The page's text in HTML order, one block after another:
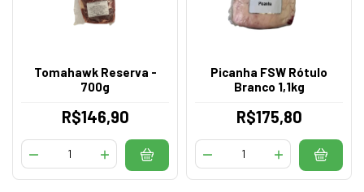
Tomahawk Reserva -
700g
R$146,90
Picanha FSW Rótulo
Branco 1,1kg
R$175,80